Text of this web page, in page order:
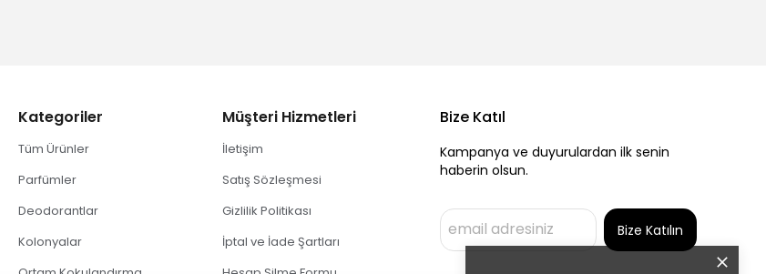
Kategoriler
Tüm Ürünler
Parfümler
Deodorantlar
Kolonyalar
Müşteri Hizmetleri
İletişim
Satış Sözleşmesi
Gizlilik Politikası
İptal ve İade Şartları
Bize Katıl
Kampanya ve duyurulardan ilk senin
haberin olsun.
Bize Katılın